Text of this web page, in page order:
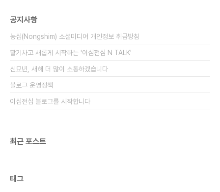
공지사항
농심(Nongshim) 소셜미디어 개인정보 취급방침
활기차고 새롭게 시작하는 '이심전심 N TALK'
신묘년, 새해 더 많이 소통하겠습니다
블로그 운영정책
이심전심 블로그를 시작합니다
최근 포스트
태그